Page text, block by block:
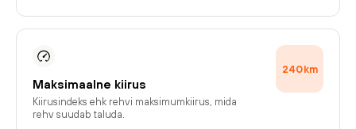
Maksimaalne kiirus
Kiirusindeks ehk rehvi maksimumkiirus, mida
rehv suudab taluda.
240km